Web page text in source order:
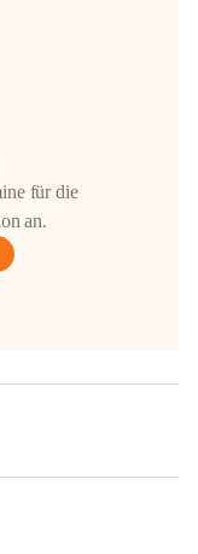
für die
an.